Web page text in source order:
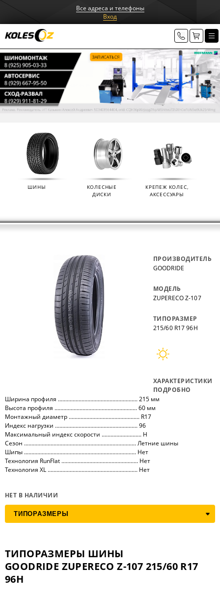
Все адреса и телефоны
Вход
ШИНЫ
КОЛЕСНЫЕ
ДИСКИ
КРЕПЕЖ КОЛЕС,
АКСЕССУАРЫ
ПРОИЗВОДИТЕЛЬ
GOODRIDE
МОДЕЛЬ
ZUPERECO Z-107
ТИПОРАЗМЕР
215/60 R17 96H
ХАРАКТЕРИСТИКИ
ПОДРОБНО
Ширина профиля ...................................................... 215 мм
Высота профиля ........................................................ 60 мм
Монтажный диаметр ................................................ R17
Индекс нагрузки ........................................................ 96
Максимальный индекс скорости ........................... H
Сезон ............................................................................ Летние шины
Шипы ............................................................................ Нет
Технология RunFlat .................................................... Нет
Технология XL ............................................................. Нет
НЕТ В НАЛИЧИИ
ТИПОРАЗМЕРЫ ШИНЫ
GOODRIDE ZUPERECO Z-107 215/60 R17
96H